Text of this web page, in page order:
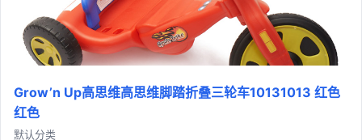
Grow’n Up高思维高思维脚踏折叠三轮车10131013 红色
红色
默认分类